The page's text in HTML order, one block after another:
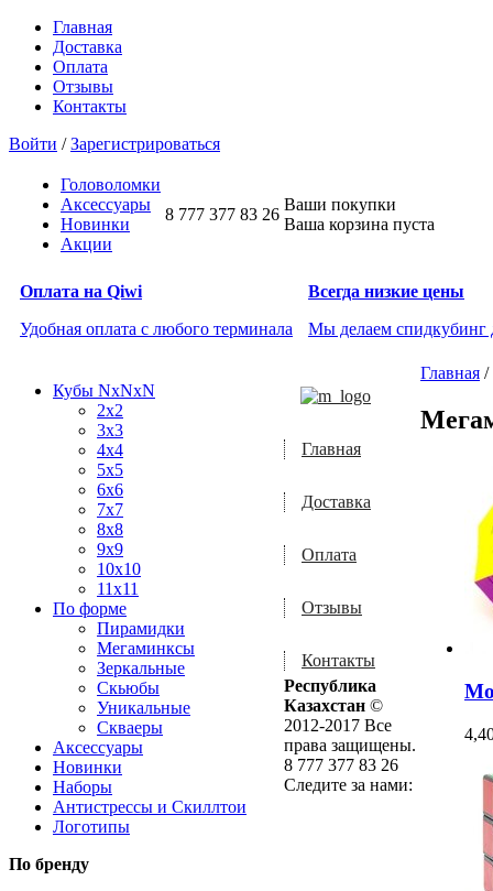
Главная
Доставка
Оплата
Отзывы
Контакты
Войти /Зарегистрироваться
Головоломки
Аксессуары
Новинки
Акции
8 777 377 83 26
Ваши покупки
Ваша корзина пуста
Оплата на Qiwi
Удобная оплата с любого терминала
Всегда низкие цены
Мы делаем спидкубинг
Кубы NxNxN
2x2
3x3
4x4
5x5
6x6
7x7
8x8
9x9
10x10
11x11
По форме
Пирамидки
Мегаминксы
Зеркальные
Скьюбы
Уникальные
Скваеры
Аксессуары
Новинки
Наборы
Антистрессы и Скиллтои
Логотипы
По бренду
Главная /
Главная
Доставка
Оплата
Отзывы
Контакты
Республика
Казахстан ©
2012-2017 Все
права защищены.
8 777 377 83 26
Следите за нами: